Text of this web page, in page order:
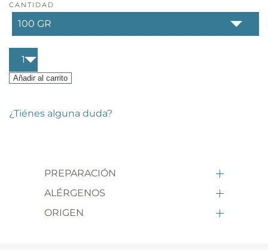
CANTIDAD
Sopa
thai
con
quinoa
Añadir al carrito
¿Tiénes alguna duda?
PREPARACIÓN
ALÉRGENOS
ORIGEN